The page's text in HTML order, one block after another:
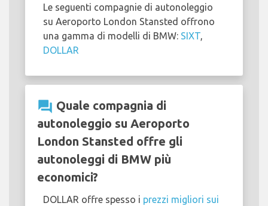
Le seguenti compagnie di autonoleggio
su Aeroporto London Stansted offrono
una gamma di modelli di BMW: SIXT,
DOLLAR
question_answer Quale compagnia di
autonoleggio su Aeroporto
London Stansted offre gli
autonoleggi di BMW più
economici?
DOLLAR offre spesso i prezzi migliori sui